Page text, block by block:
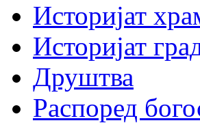
Историјат
Историјат
Друштва
Распоред